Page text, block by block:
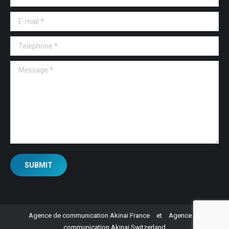
E-mail *
Telephone *
Message *
SUBMIT
Agence de communication Akinai France et Agence de
communication Akinai Switzerland